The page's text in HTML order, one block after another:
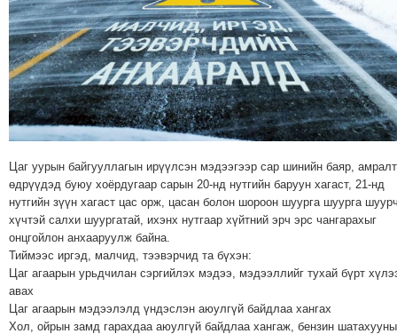
МЭДЭХҮЙ
ТЕХНОЛОГИ
ЭРДЭНЭТ
ҮЙЛДВЭРИЙН
ЭРГЭН
ТОЙРОНД
ЧУУЛГАНЫ
ЭРГЭН
ТОЙРОНД
"ОУВС"-
ИЙН
ЭРГЭН
ТОЙРОНД
Цаг уурын байгууллагын ирүүлсэн мэдээгээр сар шинийн баяр,
өдрүүдэд буюу хоёрдугаар сарын 20-нд нутгийн баруун хагаст, 21-нд
нутгийн зүүн хагаст цас орж, цасан болон шороон шуурга шуурга
хүчтэй салхи шуургатай, ихэнх нутгаар хүйтний эрч эрс чангарахыг
онцгойлон анхааруулж байна.
Тиймээс иргэд, малчид, тээвэрчид та бүхэн:
Цаг агаарын урьдчилан сэргийлэх мэдээ, мэдээллийг тухай бүрт
авах
Цаг агаарын мэдээлэлд үндэслэн аюулгүй байдлаа хангах
Хол, ойрын замд гарахдаа аюулгүй байдлаа хангаж, бензин шатахууны